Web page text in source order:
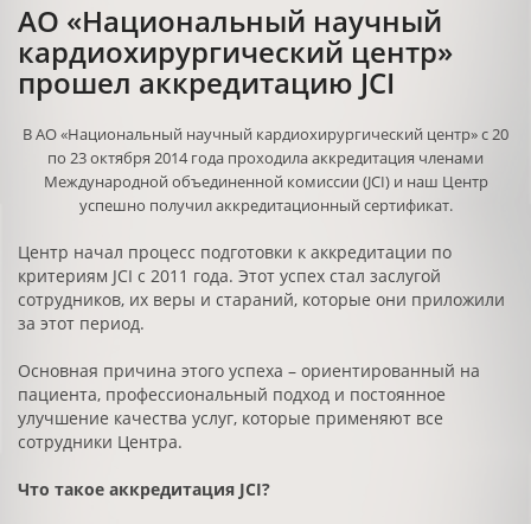
АО «Национальный научный
кардиохирургический центр»
прошел аккредитацию JCI
В АО «Национальный научный кардиохирургический центр» с 20
по 23 октября 2014 года проходила аккредитация членами
Международной объединенной комиссии (JCI) и наш Центр
успешно получил аккредитационный сертификат.
Центр начал процесс подготовки к аккредитации по
критериям JCI с 2011 года. Этот успех стал заслугой
сотрудников, их веры и стараний, которые они приложили
за этот период.
Основная причина этого успеха – ориентированный на
пациента, профессиональный подход и постоянное
улучшение качества услуг, которые применяют все
сотрудники Центра.
Что такое аккредитация JCI?